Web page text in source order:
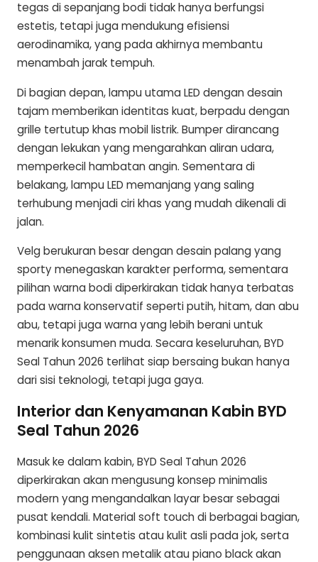
tegas di sepanjang bodi tidak hanya berfungsi
estetis, tetapi juga mendukung efisiensi
aerodinamika, yang pada akhirnya membantu
menambah jarak tempuh.
Di bagian depan, lampu utama LED dengan desain
tajam memberikan identitas kuat, berpadu dengan
grille tertutup khas mobil listrik. Bumper dirancang
dengan lekukan yang mengarahkan aliran udara,
memperkecil hambatan angin. Sementara di
belakang, lampu LED memanjang yang saling
terhubung menjadi ciri khas yang mudah dikenali di
jalan.
Velg berukuran besar dengan desain palang yang
sporty menegaskan karakter performa, sementara
pilihan warna bodi diperkirakan tidak hanya terbatas
pada warna konservatif seperti putih, hitam, dan abu
abu, tetapi juga warna yang lebih berani untuk
menarik konsumen muda. Secara keseluruhan, BYD
Seal Tahun 2026 terlihat siap bersaing bukan hanya
dari sisi teknologi, tetapi juga gaya.
Interior dan Kenyamanan Kabin BYD
Seal Tahun 2026
Masuk ke dalam kabin, BYD Seal Tahun 2026
diperkirakan akan mengusung konsep minimalis
modern yang mengandalkan layar besar sebagai
pusat kendali. Material soft touch di berbagai bagian,
kombinasi kulit sintetis atau kulit asli pada jok, serta
penggunaan aksen metalik atau piano black akan